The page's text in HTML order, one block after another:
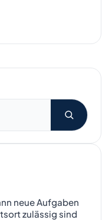
neue Aufgaben
zulässig sind